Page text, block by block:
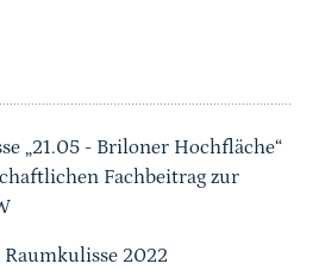
„21.05 - Briloner Hochfläche“
Fachbeitrag zur
2022